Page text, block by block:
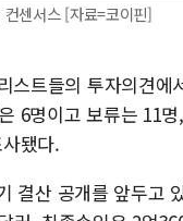
센서스 [자료=코이핀]
스트들의 투자의견
6명이고 보류는 11
됐다.
결산 공개를 앞두고